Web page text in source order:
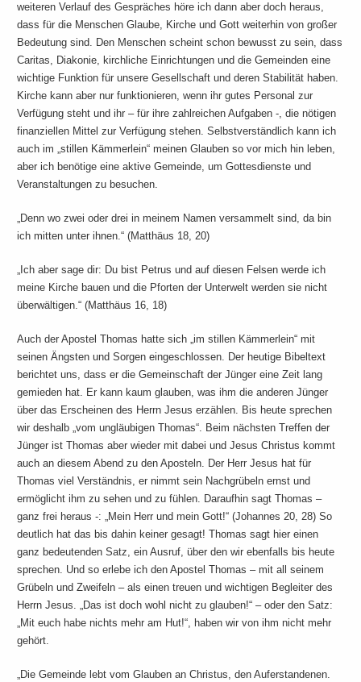
weiteren Verlauf des Gespräches höre ich dann aber doch heraus,
dass für die Menschen Glaube, Kirche und Gott weiterhin von großer
Bedeutung sind. Den Menschen scheint schon bewusst zu sein, dass
Caritas, Diakonie, kirchliche Einrichtungen und die Gemeinden eine
wichtige Funktion für unsere Gesellschaft und deren Stabilität haben.
Kirche kann aber nur funktionieren, wenn ihr gutes Personal zur
Verfügung steht und ihr – für ihre zahlreichen Aufgaben -, die nötigen
finanziellen Mittel zur Verfügung stehen. Selbstverständlich kann ich
auch im „stillen Kämmerlein“ meinen Glauben so vor mich hin leben,
aber ich benötige eine aktive Gemeinde, um Gottesdienste und
Veranstaltungen zu besuchen.
„Denn wo zwei oder drei in meinem Namen versammelt sind, da bin
ich mitten unter ihnen.“ (Matthäus 18, 20)
„Ich aber sage dir: Du bist Petrus und auf diesen Felsen werde ich
meine Kirche bauen und die Pforten der Unterwelt werden sie nicht
überwältigen.“ (Matthäus 16, 18)
Auch der Apostel Thomas hatte sich „im stillen Kämmerlein“ mit
seinen Ängsten und Sorgen eingeschlossen. Der heutige Bibeltext
berichtet uns, dass er die Gemeinschaft der Jünger eine Zeit lang
gemieden hat. Er kann kaum glauben, was ihm die anderen Jünger
über das Erscheinen des Herrn Jesus erzählen. Bis heute sprechen
wir deshalb „vom ungläubigen Thomas“. Beim nächsten Treffen der
Jünger ist Thomas aber wieder mit dabei und Jesus Christus kommt
auch an diesem Abend zu den Aposteln. Der Herr Jesus hat für
Thomas viel Verständnis, er nimmt sein Nachgrübeln ernst und
ermöglicht ihm zu sehen und zu fühlen. Daraufhin sagt Thomas –
ganz frei heraus -: „Mein Herr und mein Gott!“ (Johannes 20, 28) So
deutlich hat das bis dahin keiner gesagt! Thomas sagt hier einen
ganz bedeutenden Satz, ein Ausruf, über den wir ebenfalls bis heute
sprechen. Und so erlebe ich den Apostel Thomas – mit all seinem
Grübeln und Zweifeln – als einen treuen und wichtigen Begleiter des
Herrn Jesus. „Das ist doch wohl nicht zu glauben!“ – oder den Satz:
„Mit euch habe nichts mehr am Hut!“, haben wir von ihm nicht mehr
gehört.
„Die Gemeinde lebt vom Glauben an Christus, den Auferstandenen.